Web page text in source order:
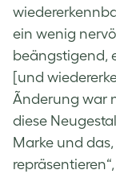
ein wenig
beängstigend,
[und
Ãnderung war
diese
Marke und